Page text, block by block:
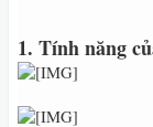
1. Tính năng